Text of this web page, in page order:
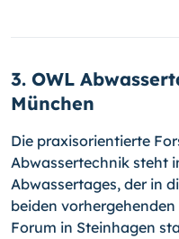
3. OWL
München
Die praxisorientierte
Abwassertechnik steht
Abwassertages, der in
beiden
Forum in Steinhagen